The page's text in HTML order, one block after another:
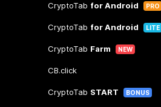
CryptoTab for Android PRO
CryptoTab for Android LITE
CryptoTab Farm NEW
CB.click
CryptoTab START BONUS